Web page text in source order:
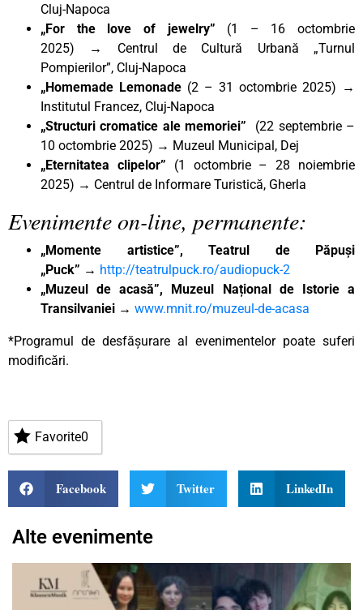
Cluj-Napoca
„For the love of jewelry” (1 – 16 octombrie
2025)
→ Centrul de Cultură Urbană „Turnul
Pompierilor”, Cluj-Napoca
„Homemade Lemonade (2 – 31 octombrie 2025) →
Institutul Francez, Cluj-Napoca
„Structuri cromatice ale memoriei” (22 septembrie –
10 octombrie 2025) → Muzeul Municipal, Dej
„Eternitatea clipelor” (1 octombrie – 28 noiembrie
2025) → Centrul de Informare Turistică, Gherla
Evenimente on-line, permanente:
„Momente artistice”, Teatrul de Păpuși
„Puck” → http://teatrulpuck.ro/audiopuck-2
„Muzeul de acasă”, Muzeul Național de Istorie a
Transilvaniei → www.mnit.ro/muzeul-de-acasa
*Programul de desfășurare al evenimentelor poate suferi
modificări.
Favorite0
Facebook Twitter LinkedIn
Alte evenimente